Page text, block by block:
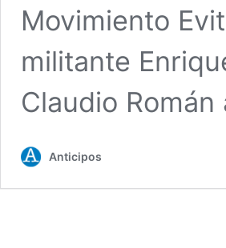
Movimiento
militante
Claudio
Anticipos